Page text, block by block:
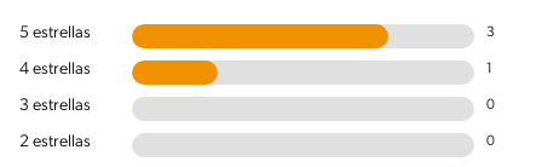
5 estrellas 3
4 estrellas 1
3 estrellas 0
2 estrellas 0